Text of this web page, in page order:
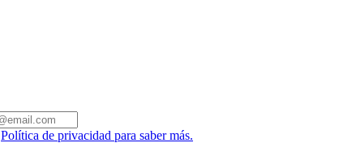
Política de privacidad para saber más.